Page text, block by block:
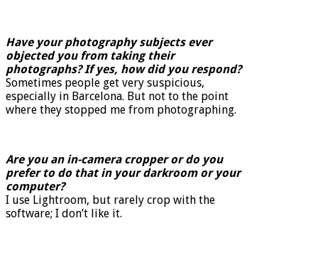
Have your photography subjects ever
objected you from taking their
photographs? If yes, how did you respond?
Sometimes people get very suspicious,
especially in Barcelona. But not to the point
where they stopped me from photographing.
Are you an in-camera cropper or do you
prefer to do that in your darkroom or your
computer?
I use Lightroom, but rarely crop with the
software; I don’t like it.